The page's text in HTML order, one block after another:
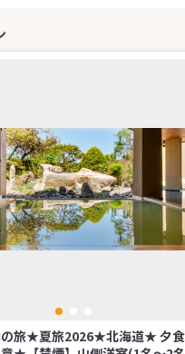
の旅★夏旅2026★北海道★ 夕